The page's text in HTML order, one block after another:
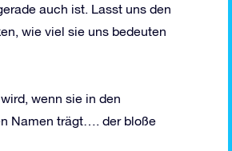
auch ist. Lasst uns den
wie viel sie uns bedeuten
wenn sie in den
Namen trägt…. der bloße